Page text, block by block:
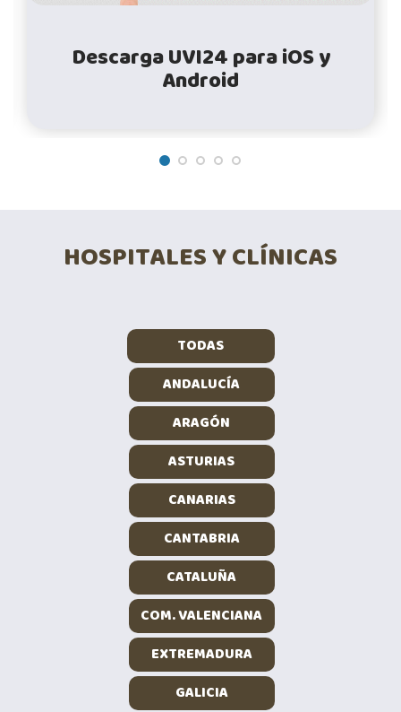
Descarga UVI24 para iOS y
Android
HOSPITALES Y CLÍNICAS
TODAS
ANDALUCÍA
ARAGÓN
ASTURIAS
CANARIAS
CANTABRIA
CATALUÑA
COM. VALENCIANA
EXTREMADURA
GALICIA